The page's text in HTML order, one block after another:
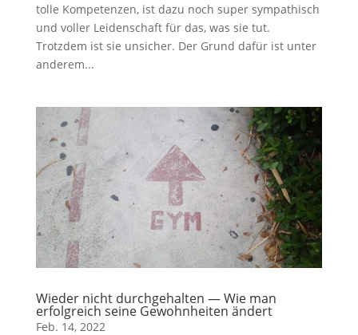
tolle Kompetenzen, ist dazu noch super sympathisch
und voller Leidenschaft für das, was sie tut.
Trotzdem ist sie unsicher. Der Grund dafür ist unter
anderem...
Wieder nicht durchgehalten — Wie man
erfolgreich seine Gewohnheiten ändert
Feb. 14, 2022